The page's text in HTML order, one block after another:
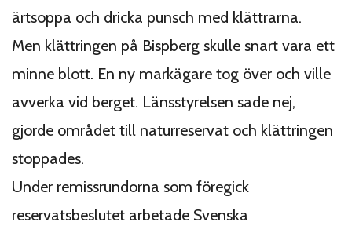
ärtsoppa och dricka punsch med klättrarna.
Men klättringen på Bispberg skulle snart vara ett
minne blott. En ny markägare tog över och ville
avverka vid berget. Länsstyrelsen sade nej,
gjorde området till naturreservat och klättringen
stoppades.
Under remissrundorna som föregick
reservatsbeslutet arbetade Svenska